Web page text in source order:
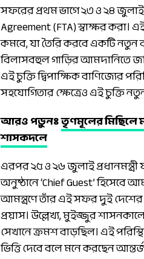
সফরের প্রথম ভাগে ২৩ ও ২৪ জুলাই
Agreement (FTA) স্বাক্ষর করা।
কমবে, যা তৈরি করবে একটি নতুন
বিলাসবহুল গাড়ির আমদানিতে
এই চুক্তি দ্বিপাক্ষিক বাণিজ্যের
সহযোগিতার ক্ষেত্রেও এই চুক্তি
আরও পড়ুনঃতৃণমূলের মিছিলে
শাসকদলে
এরপর ২৫ ও ২৬ জুলাই
অনুষ্ঠানে ‘Chief Guest’ হিসেবে
আমন্ত্রণে তাঁর এই সফর দুই
প্রয়াস। উল্লেখ্য, মুইজ্জুর
সেখানে ক্রমশ বাড়ছিল। এই
ভিত্তি দেবে বলে মনে করছেন